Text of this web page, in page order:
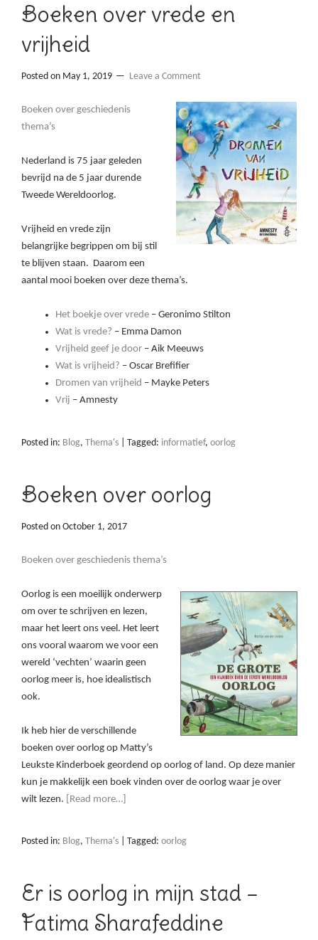
Boeken over vrede en
vrijheid
Posted on May 1, 2019 Leave a Comment
Boeken over geschiedenis
thema’s
Nederland is 75 jaar geleden
bevrijd na de 5 jaar durende
Tweede Wereldoorlog.
Vrijheid en vrede zijn
belangrijke begrippen om bij stil
te blijven staan. Daarom een
aantal mooi boeken over deze thema’s.
Het boekje over vrede – Geronimo Stilton
Wat is vrede? – Emma Damon
Vrijheid geef je door – Aik Meeuws
Wat is vrijheid? – Oscar Brefifier
Dromen van vrijheid – Mayke Peters
Vrij – Amnesty
Posted in: Blog, Thema's Tagged: informatief, oorlog
Boeken over oorlog
Posted on October 1, 2017
Boeken over geschiedenis thema’s
Oorlog is een moeilijk onderwerp
om over te schrijven en lezen,
maar het leert ons veel. Het leert
ons vooral waarom we voor een
wereld ‘vechten’ waarin geen
oorlog meer is, hoe idealistisch
ook.
Ik heb hier de verschillende
boeken over oorlog op Matty’s
Leukste Kinderboek geordend op oorlog of land. Op deze manier
kun je makkelijk een boek vinden over de oorlog waar je over
wilt lezen.
[Read more…]
Posted in: Blog, Thema's Tagged: oorlog
Er is oorlog in mijn stad –
Fatima Sharafeddine